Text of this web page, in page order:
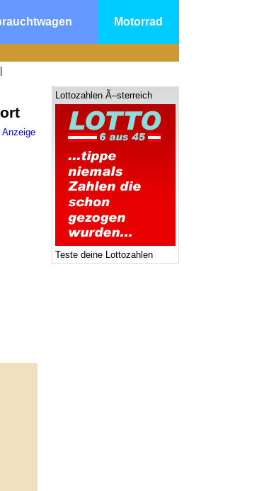
Motorrad
Anzeige
Lottozahlen Ã–sterreich
Teste deine Lottozahlen